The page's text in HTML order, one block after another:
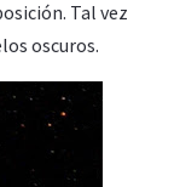
Tal vez
oscuros.